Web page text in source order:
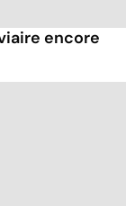
encore